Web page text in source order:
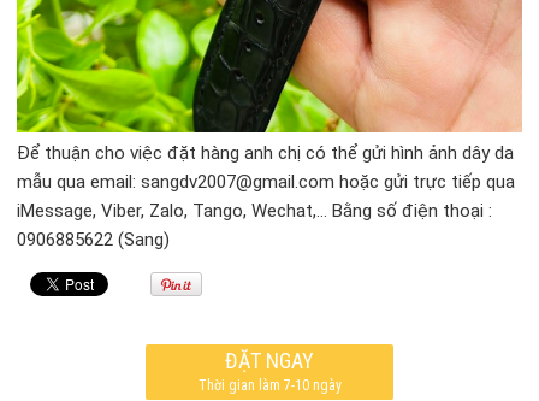
Để thuận cho việc đặt hàng anh chị có thể gửi hình ảnh dây da
mẫu qua email: sangdv2007@gmail.com hoặc gửi trực tiếp qua
iMessage, Viber, Zalo, Tango, Wechat,… Bằng số điện thoại :
0906885622 (Sang)
ĐẶT NGAY
Thời gian làm 7-10 ngày